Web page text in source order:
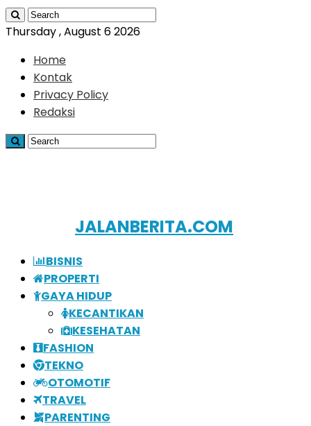
Thursday , August 6 2026
Home
Kontak
Privacy Policy
Redaksi
JALANBERITA.COM
BISNIS
PROPERTI
GAYA HIDUP
KECANTIKAN
KESEHATAN
FASHION
TEKNO
OTOMOTIF
TRAVEL
PARENTING